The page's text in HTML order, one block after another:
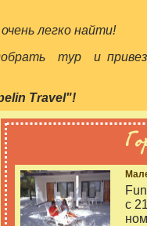
легко найти!
тур и
Travel"!
с